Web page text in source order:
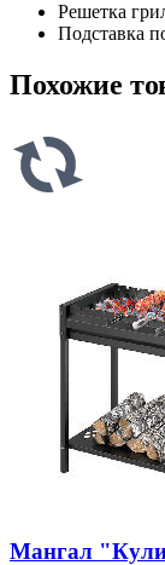
Решетка
Подставка
Похожие
Мангал